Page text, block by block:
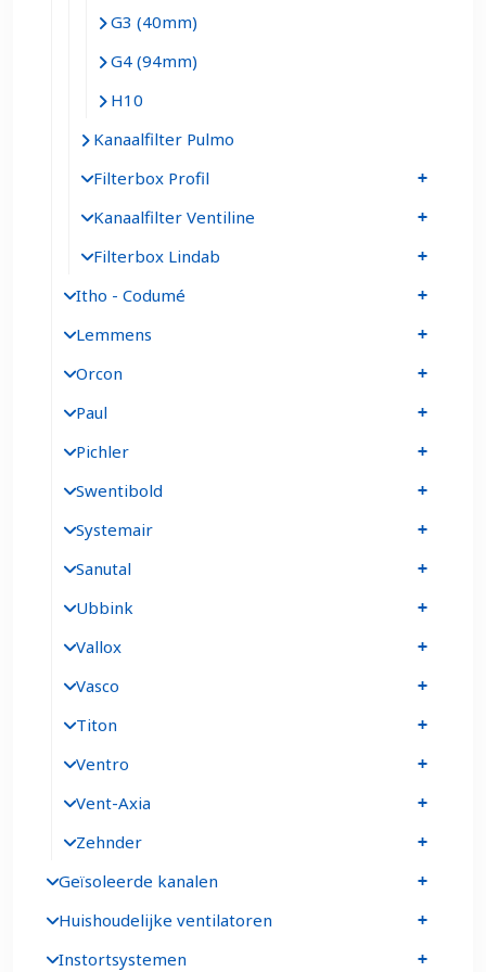
G3 (40mm)
G4 (94mm)
H10
Kanaalfilter Pulmo
Filterbox Profil
Kanaalfilter Ventiline
Filterbox Lindab
Itho - Codumé
Lemmens
Orcon
Paul
Pichler
Swentibold
Systemair
Sanutal
Ubbink
Vallox
Vasco
Titon
Ventro
Vent-Axia
Zehnder
Geïsoleerde kanalen
Huishoudelijke ventilatoren
Instortsystemen